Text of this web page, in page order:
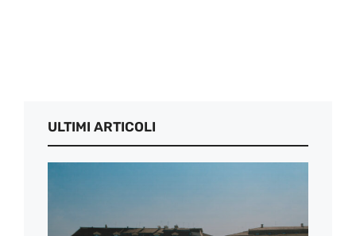
ULTIMI ARTICOLI